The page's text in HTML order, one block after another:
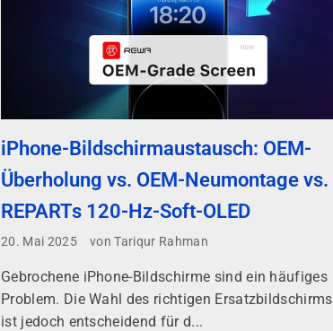
iPhone-Bildschirmaustausch: OEM-
Überholung vs. OEM-Neumontage vs.
REPARTs 120-Hz-Soft-OLED
20. Mai 2025 von Tariqur Rahman
Gebrochene iPhone-Bildschirme sind ein häufiges
Problem. Die Wahl des richtigen Ersatzbildschirms
ist jedoch entscheidend für d...